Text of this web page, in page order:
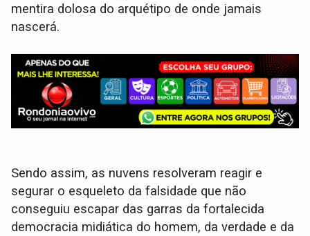
mentira dolosa do arquétipo de onde jamais
nascerá.
Sendo assim, as nuvens resolveram reagir e
segurar o esqueleto da falsidade que não
conseguiu escapar das garras da fortalecida
democracia midiática do homem, da verdade e da